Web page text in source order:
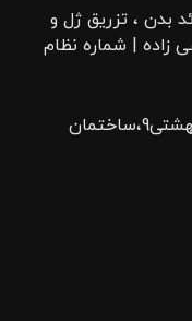
بدن ، تزریق ژل و
زاده | شماره نظام
گیلان ، لاهیجان ، شیشه گران،بهشتی9،ساختمان